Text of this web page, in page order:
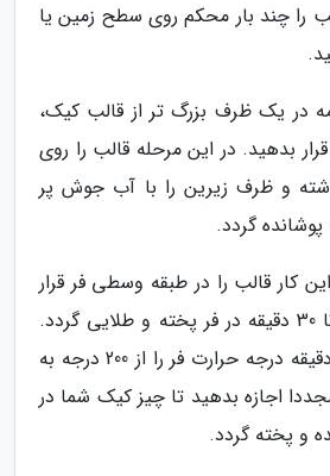
را چند بار محکم روی سطح زمین یا
در یک ظرف بزرگ تر از قالب کیک،
بدهید. در این مرحله قالب را روی
و ظرف زیرین را با آب جوش پر
گردد.
کار قالب را در طبقه وسطی فر قرار
داده و اجازه بدهید تا 30 دقیقه در فر پخته و طلایی گردد.
بعد از مدت زمان 30 دقیقه درجه حرارت فر را از 200 درجه به
مجددا اجازه بدهید تا چیز کیک شما در
و پخته گردد.